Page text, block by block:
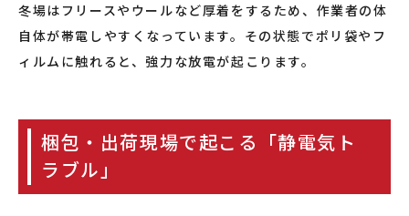
冬場はフリースやウールなど厚着をするため、作業者の体
自体が帯電しやすくなっています。その状態でポリ袋やフ
ィルムに触れると、強力な放電が起こります。
梱包・出荷現場で起こる「静電気ト
ラブル」